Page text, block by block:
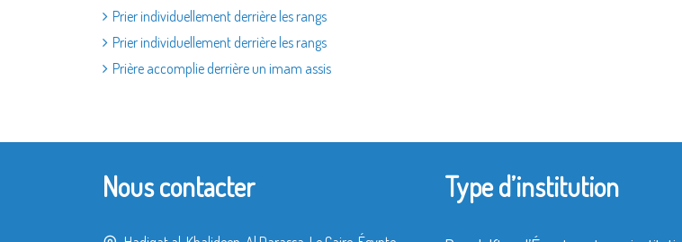
Prier individuellement derrière les rangs
Prier individuellement derrière les rangs
Prière accomplie derrière un imam assis
Nous contacter Type d’institution